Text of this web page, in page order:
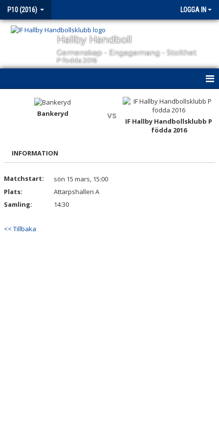
P10 (2016) LOGGA IN
Hallby Handboll
Gemenskap - Engagemang - Stolthet
P födda 2016
MATCHER
TRUPPEN
BILDGALLERI
DOKUMENT
Bankeryd vs
IF Hallby Handbollsklubb P
födda 2016
INFORMATION
Matchstart:
sön 15 mars, 15:00
Plats:
Attarpshallen A
Samling:
14:30
<< Tillbaka